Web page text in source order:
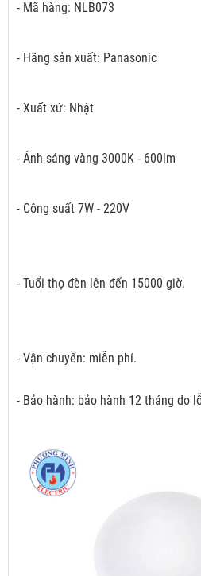
- Mã hàng: NLB073
- Hãng sản xuất: Panasonic
- Xuất xứ: Nhật
- Ánh sáng vàng 3000K - 600lm
- Công suất 7W - 220V
- Tuổi thọ đèn lên đến 15000 giờ.
- Vận chuyển: miễn phí.
- Bảo hành: bảo hành 12 tháng do